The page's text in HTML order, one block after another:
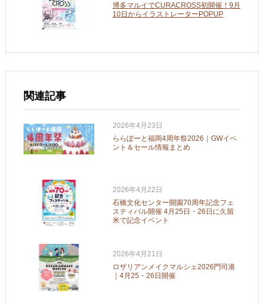
博多マルイでCURACROSS初開催！9月
10日からイラストレーターPOPUP
関連記事
2026年4月23日
ららぽーと福岡4周年祭2026｜GWイベ
ント＆セール情報まとめ
2026年4月22日
石橋文化センター開園70周年記念フェ
スティバル開催 4月25日・26日に久留
米で記念イベント
2026年4月21日
ロザリアンメイクマルシェ2026門司港
｜4月25・26日開催